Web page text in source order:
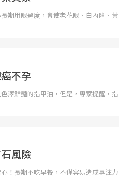
期用眼過度，會使老花眼、白內障、黃
不孕
澤鮮豔的指甲油，但是，專家提醒，指
風險
！長期不吃早餐，不僅容易造成專注力